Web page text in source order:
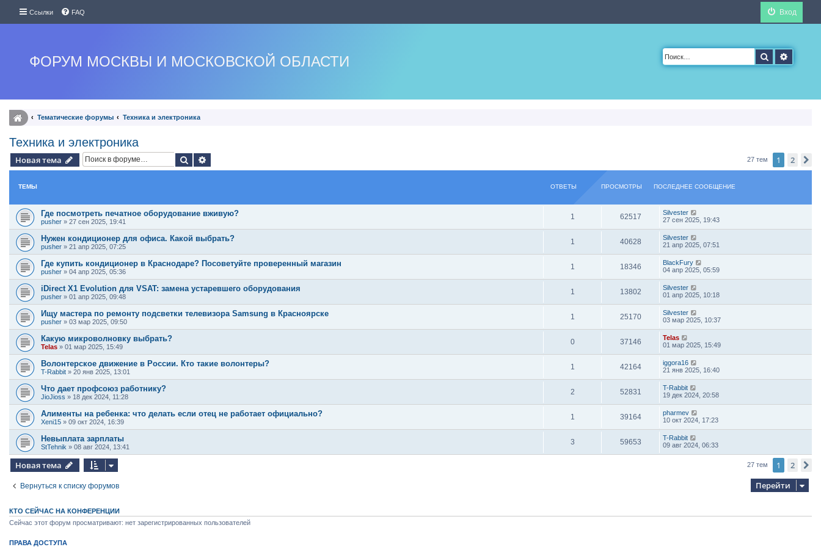
Ссылки FAQ Вход
ФОРУМ МОСКВЫ И МОСКОВСКОЙ ОБЛАСТИ Поиск
Тематические форумы Техника и электроника
Техника и электроника
Новая тема Поиск 27 тем 1 2
ТЕМЫ ОТВЕТЫ ПРОСМОТРЫ ПОСЛЕДНЕЕ СООБЩЕНИЕ
Где посмотреть печатное оборудование вживую?
pusher » 27 сен 2025, 19:41
1 62517
Silvester
27 сен 2025, 19:43
Нужен кондиционер для офиса. Какой выбрать?
pusher » 21 апр 2025, 07:25
1 40628
Silvester
21 апр 2025, 07:51
Где купить кондиционер в Краснодаре? Посоветуйте проверенный магазин
pusher » 04 апр 2025, 05:36
1 18346
BlackFury
04 апр 2025, 05:59
iDirect X1 Evolution для VSAT: замена устаревшего оборудования
pusher » 01 апр 2025, 09:48
1 13802
Silvester
01 апр 2025, 10:18
Ищу мастера по ремонту подсветки телевизора Samsung в Красноярске
pusher » 03 мар 2025, 09:50
1 25170
Silvester
03 мар 2025, 10:37
Какую микроволновку выбрать?
Telas » 01 мар 2025, 15:49
0 37146
Telas
01 мар 2025, 15:49
Волонтерское движение в России. Кто такие волонтеры?
T-Rabbit » 20 янв 2025, 13:01
1 42164
iggora16
21 янв 2025, 16:40
Что дает профсоюз работнику?
JioJioss » 18 дек 2024, 11:28
2 52831
T-Rabbit
19 дек 2024, 20:58
Алименты на ребенка: что делать если отец не работает официально?
Xeni15 » 09 окт 2024, 16:39
1 39164
pharmev
10 окт 2024, 17:23
Невыплата зарплаты
StTehnik » 08 авг 2024, 13:41
3 59653
T-Rabbit
09 авг 2024, 06:33
Новая тема 27 тем 1 2
Вернуться к списку форумов Перейти
КТО СЕЙЧАС НА КОНФЕРЕНЦИИ
Сейчас этот форум просматривают: нет зарегистрированных пользователей
ПРАВА ДОСТУПА